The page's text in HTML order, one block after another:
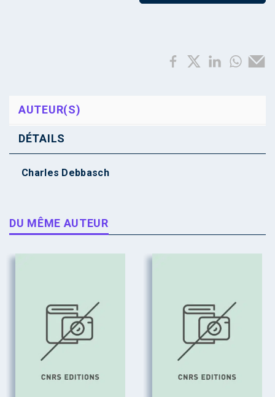
AUTEUR(S)
DÉTAILS
Charles Debbasch
DU MÊME AUTEUR